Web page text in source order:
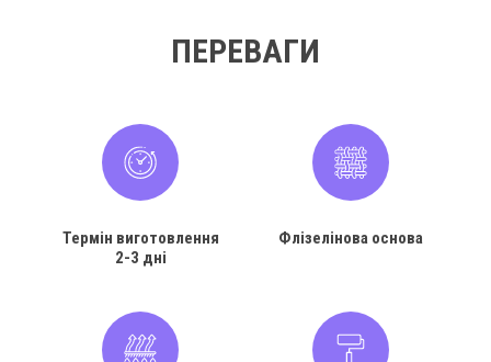
ПЕРЕВАГИ
Термін виготовлення
2-3 дні
Флізелінова основа